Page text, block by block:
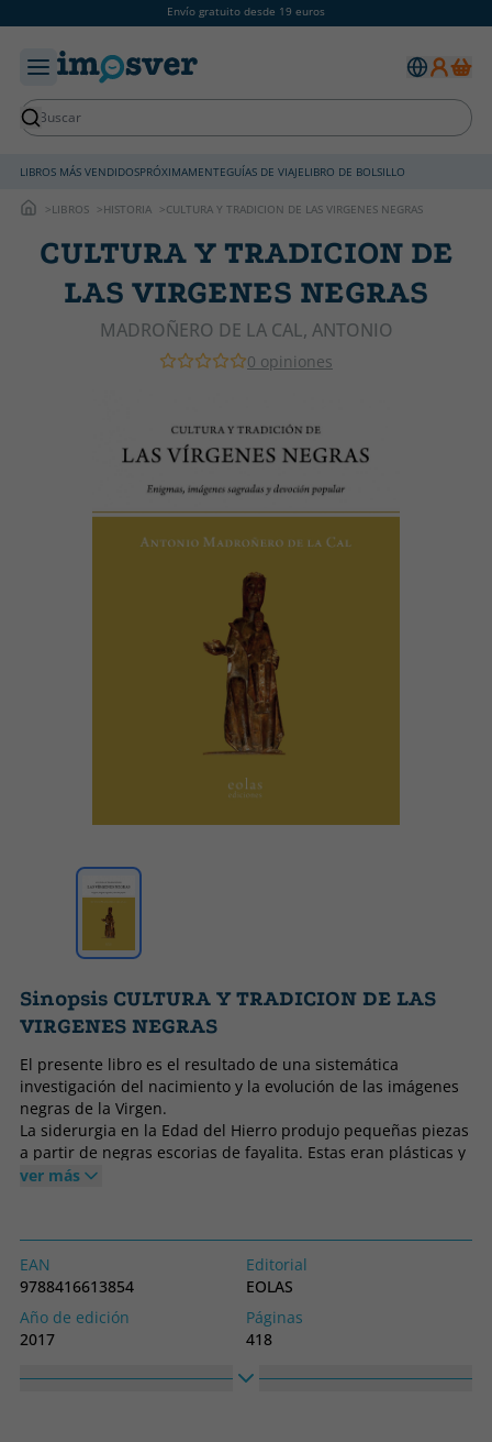
Envío gratuito desde 19 euros
LIBROS MÁS VENDIDOSPRÓXIMAMENTEGUÍAS DE VIAJELIBRO DE BOLSILLO
LIBROS HISTORIA CULTURA Y TRADICION DE LAS VIRGENES NEGRAS
CULTURA Y TRADICION DE
LAS VIRGENES NEGRAS
MADROÑERO DE LA CAL, ANTONIO
0 opiniones
Sinopsis CULTURA Y TRADICION DE LAS
VIRGENES NEGRAS
El presente libro es el resultado de una sistemática
investigación del nacimiento y la evolución de las imágenes
negras de la Virgen.
La siderurgia en la Edad del Hierro produjo pequeñas piezas
a partir de negras escorias de fayalita. Estas eran plásticas y
moldeables y permitieron la conformación de figurillas
La expresión del rostro de la Virgen, los objetos en sus
manos y la faz del Niño combinan devoción y función social,
dotando a estas imágenes de un valor antropológico
incuestionable.
El nuevo trabajo de Antonio Madroñero explora cómo la
imaginería de tan peculiares vírgenes refleja los anhelos del
ver más
EAN
9788416613854
Editorial
EOLAS
Año de edición
2017
Páginas
418
Idioma